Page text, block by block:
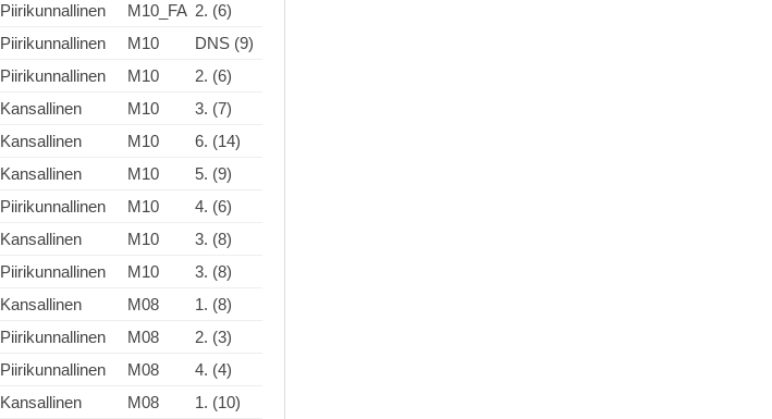
Piirikunnallinen M10_FA 2. (6)
Piirikunnallinen M10
DNS (9)
Piirikunnallinen M10
2. (6)
Kansallinen M10
3. (7)
Kansallinen M10
6. (14)
Kansallinen M10
5. (9)
Piirikunnallinen M10
4. (6)
Kansallinen M10
3. (8)
Piirikunnallinen M10
3. (8)
Kansallinen M08
1. (8)
Piirikunnallinen M08
2. (3)
Piirikunnallinen M08
4. (4)
Kansallinen M08 1. (10)